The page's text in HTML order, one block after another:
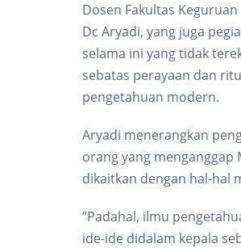
Dosen Fakultas
Dc Aryadi, yang juga
selama ini yang tidak
sebatas perayaan dan
pengetahuan modern.
Aryadi menerangkan
orang yang menganggap
dikaitkan dengan hal-hal
”Padahal, ilmu
ide-ide didalam kepala